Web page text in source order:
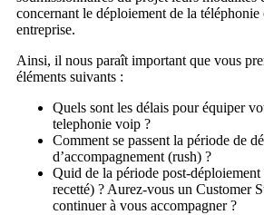
concernant le déploiement de la
entreprise.
Ainsi, il nous paraît important que vous
éléments suivants :
Quels sont les délais pour équiper
telephonie voip ?
Comment se passent la période de
d’accompagnement (rush) ?
Quid de la période post-
recetté) ? Aurez-vous un Customer
continuer à vous accompagner ?